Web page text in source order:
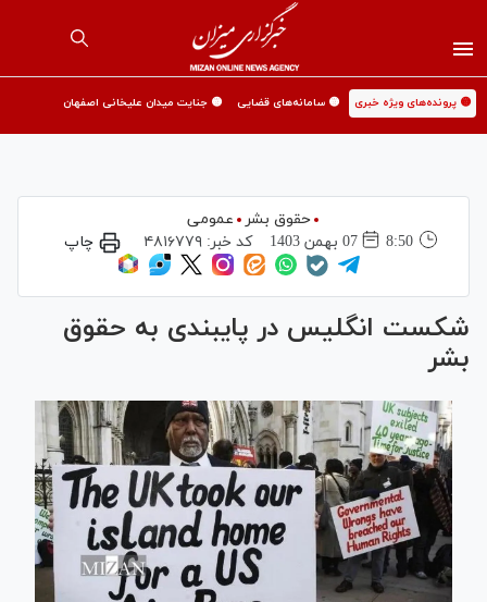
🟡 پرونده‌های ویژه خبری 🟡 سامانه‌های قضایی 🟡 جنایت میدان علیخانی اصفهان
حقوق بشر
عمومی
8:50
07 بهمن 1403 کد خبر:۴۸۱۶۷۷۹ چاپ
شکست انگلیس در پایبندی به حقوق
بشر